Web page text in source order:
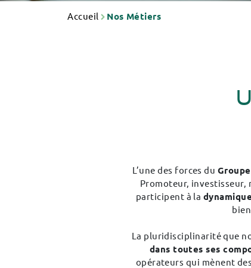
Accueil Nos Métiers
L’une des forces du
Promoteur, investisseur,
participent à la dynamique
La pluridisciplinarité que
dans toutes ses
opérateurs qui mènent